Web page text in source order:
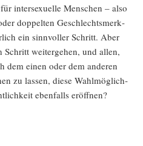
inter­se­xu­el­le Men­schen – also
dop­pel­ten Geschlechts­merk­
ein sinn­vol­ler Schritt. Aber
wei­ter­ge­hen, und allen,
dem einen oder dem ande­ren
zu las­sen, die­se Wahl­mög­lich­
eben­falls eröffnen?